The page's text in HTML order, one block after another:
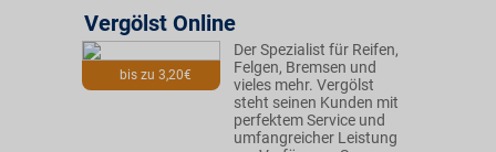
bis zu 3,20€
Vergölst Online
Der Spezialist für Reifen,
Felgen, Bremsen und
vieles mehr. Vergölst
steht seinen Kunden mit
perfektem Service und
umfangreicher Leistung